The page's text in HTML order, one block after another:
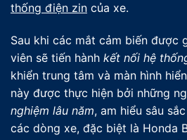
thống điện zin của xe.
Sau khi các mắt cảm biến được
viên sẽ tiến hành kết nối hệ
khiển trung tâm và màn hình
này được thực hiện bởi những
nghiệm lâu năm, am hiểu sâu
các dòng xe, đặc biệt là Honda